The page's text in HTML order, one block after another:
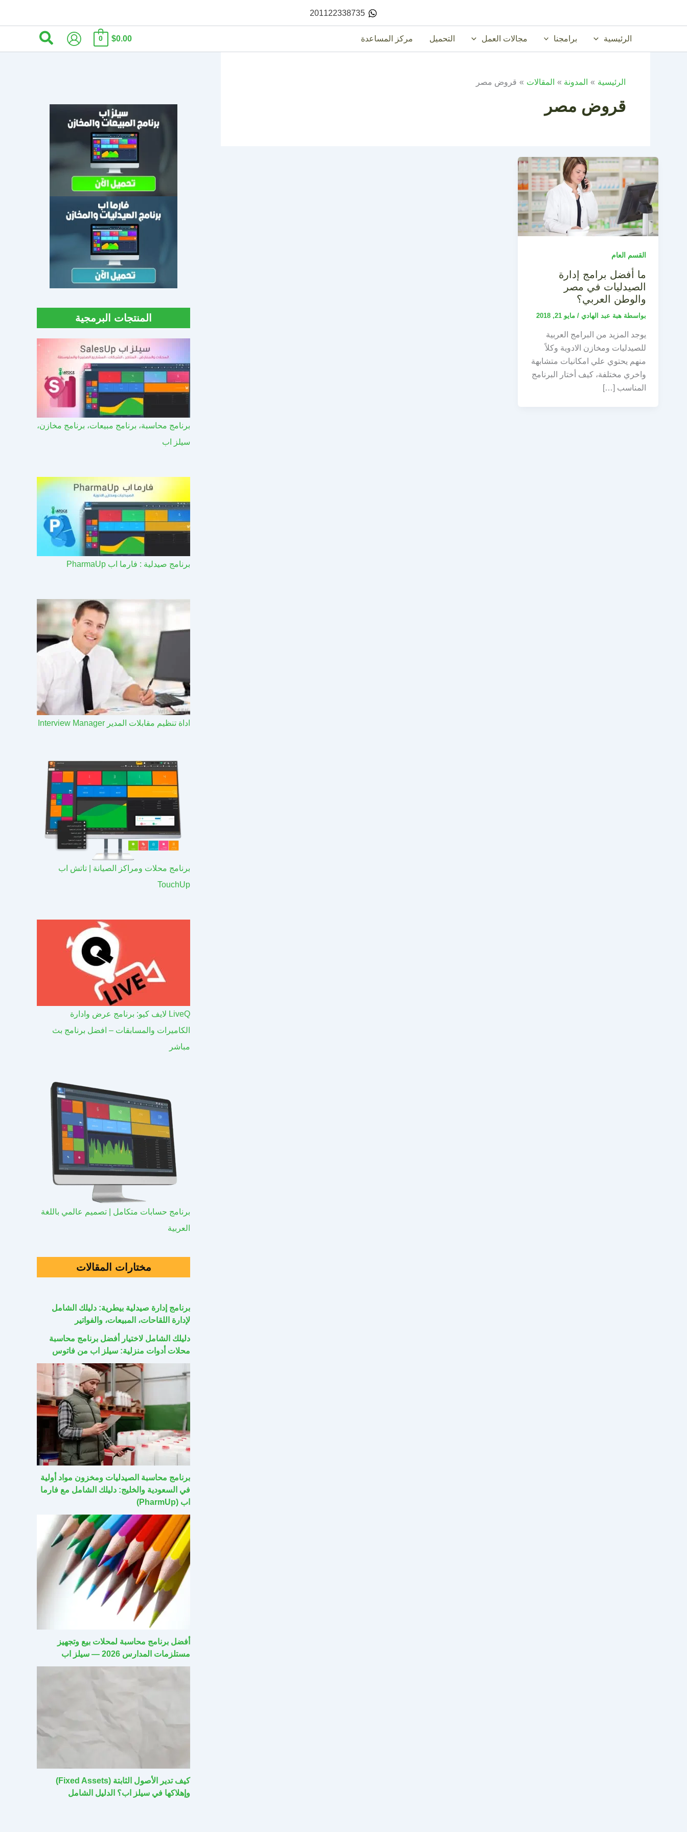
201122338735
الرئيسية برامجنا مجالات العمل التحميل مركز المساعدة $0.00
0 البحث
الرئيسية المدونة المقالات قروض مصر
قروض مصر
القسم العام
ما أفضل برامج إدارة
الصيدليات في مصر
والوطن العربي؟
بواسطة هبة عبد الهادي / مايو 21, 2018
يوجد المزيد من البرامج العربية
للصيدليات ومخازن الادوية وكلاً
منهم يحتوي علي امكانيات متشابهة
واخري مختلفة، كيف أختار البرنامج
المناسب […]
المنتجات البرمجية
برنامج محاسبة، برنامج مبيعات، برنامج مخازن،
سيلز اب
برنامج صيدلية : فارما اب PharmaUp​
اداة تنظيم مقابلات المدير Interview Manager
برنامج محلات ومراكز الصيانة | تاتش اب
TouchUp
LiveQ لايف كيو: برنامج عرض وادارة
الكاميرات والمسابقات – افضل برنامج بث
مباشر
برنامج حسابات متكامل | تصميم عالمي باللغة
العربية
مختارات المقالات
برنامج إدارة صيدلية بيطرية: دليلك الشامل
لإدارة اللقاحات، المبيعات، والفواتير
دليلك الشامل لاختيار أفضل برنامج محاسبة
محلات أدوات منزلية: سيلز اب من فاتوس
برنامج محاسبة الصيدليات ومخزون مواد أولية
في السعودية والخليج: دليلك الشامل مع فارما
اب (PharmUp)
أفضل برنامج محاسبة لمحلات بيع وتجهيز
مستلزمات المدارس 2026 — سيلز اب
كيف تدير الأصول الثابتة (Fixed Assets)
وإهلاكها في سيلز اب؟ الدليل الشامل